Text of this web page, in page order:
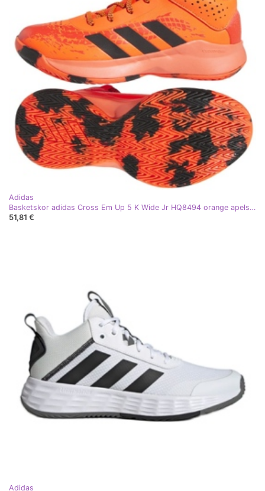
Adidas
Basketskor adidas Cross Em Up 5 K Wide Jr HQ8494 orange apelsiner och röda
51,81 €
Adidas